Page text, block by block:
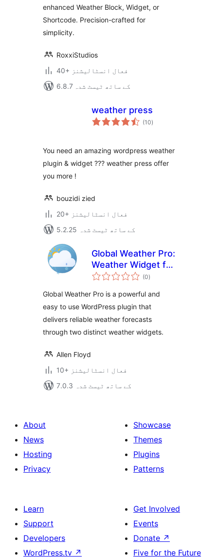
enhanced Weather Block, Widget, or
Shortcode. Precision-crafted for
simplicity.
RoxxiStudios
40+ فعال انسٹالیشنز
6.8.7 کے ساتھ ٹیسٹ شدہ
weather press
(10مجموعی
درجہ
)
You need an amazing wordpress weather
plugin & widget ??? weather press offer
you more !
bouzidi zied
20+ فعال انسٹالیشنز
5.2.25 کے ساتھ ٹیسٹ شدہ
Global Weather Pro:
Weather Widget for
WordPress
(0مجموعی
درجہ
)
Global Weather Pro is a powerful and
easy to use WordPress plugin that
delivers reliable weather forecasts
through two distinct weather widgets.
Allen Floyd
10+ فعال انسٹالیشنز
7.0.3 کے ساتھ ٹیسٹ شدہ
About
News
Hosting
Privacy
Showcase
Themes
Plugins
Patterns
Learn
Support
Developers
WordPress.tv ↗
Get Involved
Events
Donate ↗
Five for the Future